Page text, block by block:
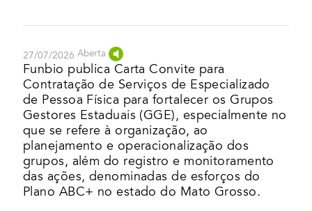
27/07/2026 Aberta
Funbio publica Carta Convite para
Contratação de Serviços de Especializado
de Pessoa Física para fortalecer os Grupos
Gestores Estaduais (GGE), especialmente no
que se refere à organização, ao
planejamento e operacionalização dos
grupos, além do registro e monitoramento
das ações, denominadas de esforços do
Plano ABC+ no estado do Mato Grosso.